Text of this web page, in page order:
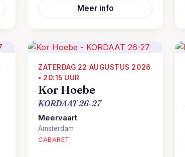
Meer info
ZATERDAG 22 AUGUSTUS 2026
• 20:15 UUR
Kor Hoebe
KORDAAT 26-27
Meervaart
Amsterdam
CABARET